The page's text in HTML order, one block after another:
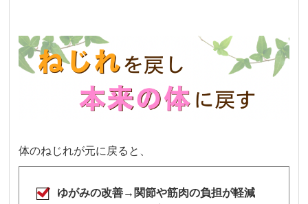
体のねじれが元に戻ると、
ゆがみの改善→関節や筋肉の負担が軽減